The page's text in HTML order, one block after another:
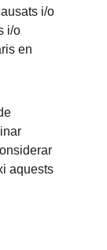
i/o
i/o
en
aquests